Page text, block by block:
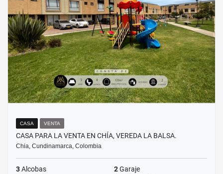
CASA VENTA
CASA PARA LA VENTA EN CHÍA, VEREDA LA BALSA.
Chia, Cundinamarca, Colombia
3Alcobas 2Garaje